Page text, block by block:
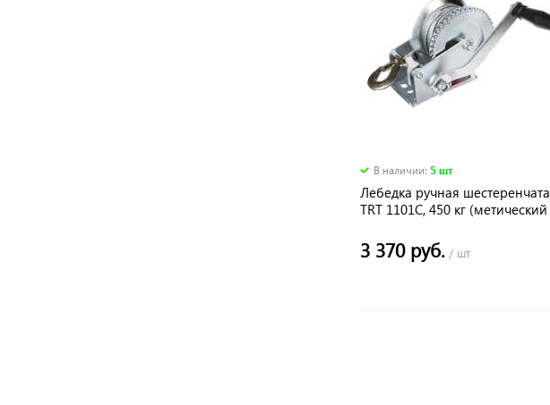
В наличии: 5 шт
Лебедка ручная
TRT 1101C, 450 кг (метический
3 370 руб. / шт